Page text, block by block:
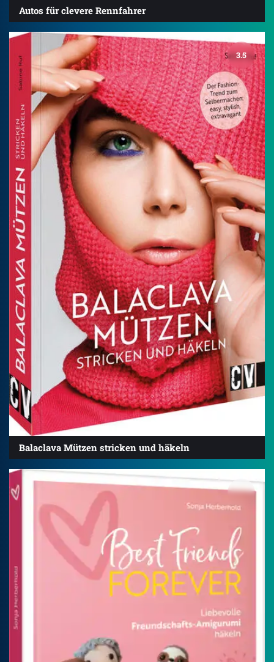
Autos für clevere Rennfahrer
3.5
Balaclava Mützen stricken und häkeln